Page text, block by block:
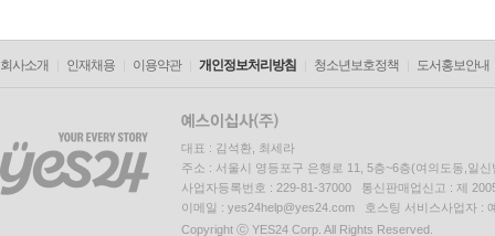
회사소개 인재채용 이용약관 개인정보처리방침 청소년보호정책 도서홍보안내
대표 : 김석환, 최세라
주소 : 서울시 영등포구 은행로 11, 5층~6층(여의도동,일신
사업자등록번호 : 229-81-37000 통신판매업신고 : 제
이메일 : yes24help@yes24.com 호스팅 서비스사업자 :
Copyright ⓒ YES24 Corp. All Rights Reserved.